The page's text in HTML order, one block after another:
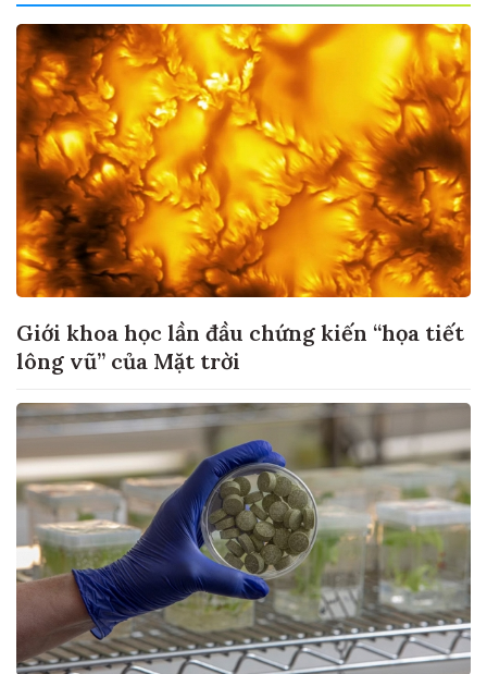
Giới khoa học lần đầu chứng kiến “họa tiết
lông vũ” của Mặt trời